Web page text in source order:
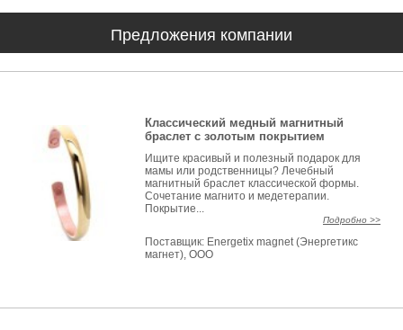
Предложения компании
Классический медный магнитный
браслет с золотым покрытием
Ищите красивый и полезный подарок для
мамы или родственницы? Лечебный
магнитный браслет классической формы.
Сочетание магнито и медетерапии.
Покрытие...
Подробно >>
Поставщик: Energetix magnet (Энергетикс
магнет), ООО